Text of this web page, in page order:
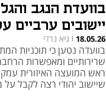
בוועדת הנגב
יישובים ערביים
18.05.26
| גיא נרדי
בוועדה נטען כי תוכניות
שרירותיים ומאפשרות
ראש המועצה האיזורית
שיישוב יהודי רצה לקבל על